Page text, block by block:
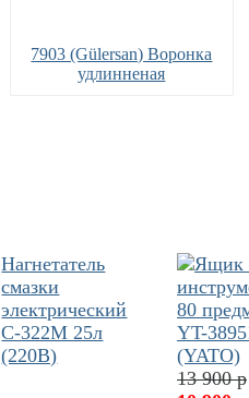
7903 (Gülersan) Воронка
удлинненая
Нагнетатель
смазки
электрический
С-322М 25л
(220В)
13 900 р